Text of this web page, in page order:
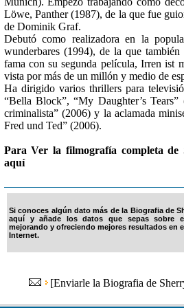
Löwe, Panther (1987), de la que fue
de Dominik Graf.
Debutó como realizadora en la
wunderbares (1994), de la que
fama con su segunda película, Irren ist
vista por más de un millón y medio de
Ha dirigido varios thrillers para
“Bella Block”, “My Daughter’s
criminalista” (2006) y la aclamada
Fred und Ted” (2006).
Para Ver la filmografía completa
aquí
Si conoces algún dato más de la Biografia de
aquí y añade los datos que sepas sobre
mejorando y ofreciendo mejores resultados en
Internet.
[Enviarle la Biografia de